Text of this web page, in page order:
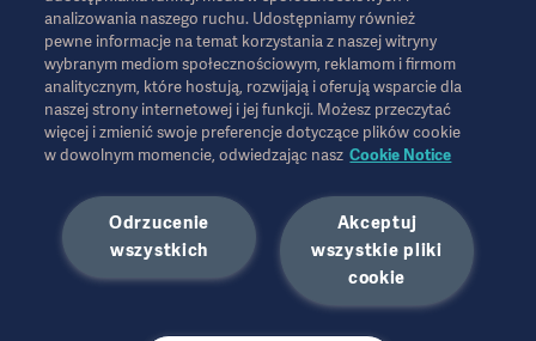
zdrowia lub innych profesjonalnych odbiorców i mają charakter
wyłącznie informacyjny, nie są wyczerpujące i dlatego nie należy
ich traktować jako zamiennika instrukcji obsługi, instrukcji
serwisowej lub porady lekarskiej. Firma Getinge nie ponosi
odpowiedzialności za jakiekolwiek działania lub zaniechania
jakiejkolwiek strony oparte na tych materiałach, a poleganie na
nich odbywa się wyłącznie na ryzyko użytkownika.
dostępne lub dozwolone w danym kraju. Informacji nie wolno
kopiować ani wykorzystywać, w całości lub w części, bez
pisemnej zgody firmy Getinge.
Informacje te są przeznaczone dla międzynarodowej
analizowania naszego ruchu. Udostępniamy również
pewne informacje na temat korzystania z naszej witryny
wybranym mediom społecznościowym, reklamom i firmom
analitycznym, które hostują, rozwijają i oferują wsparcie dla
naszej strony internetowej i jej funkcji. Możesz przeczytać
więcej i zmienić swoje preferencje dotyczące plików cookie
w dowolnym momencie, odwiedzając nasz Cookie Notice
Akceptuj
wszystkie pliki
cookie
Odrzucenie
wszystkich